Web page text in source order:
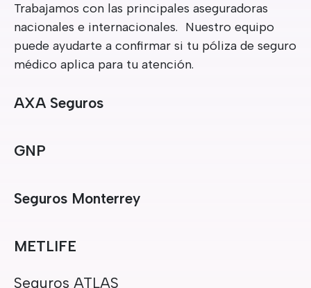
Trabajamos con las principales aseguradoras
nacionales e internacionales. Nuestro equipo
puede ayudarte a confirmar si tu póliza de seguro
médico aplica para tu atención.
AXA Seguros
GNP
Seguros Monterrey
METLIFE
Seguros ATLAS